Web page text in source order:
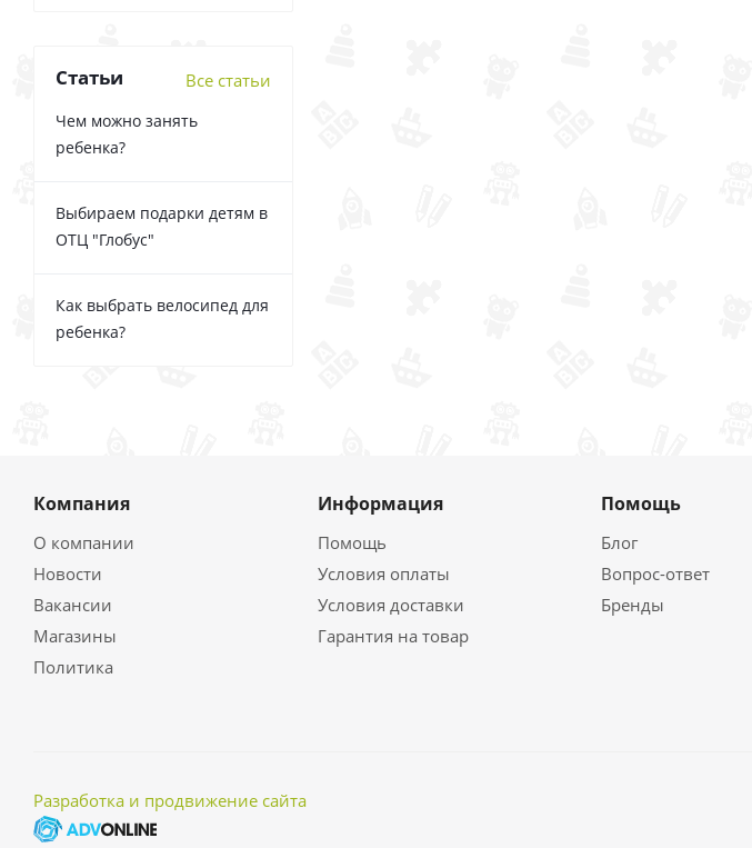
Статьи Все статьи
Чем можно занять
ребенка?
Выбираем подарки детям в
ОТЦ "Глобус"
Как выбрать велосипед для
ребенка?
Компания
О компании
Новости
Вакансии
Магазины
Политика
Информация
Помощь
Условия оплаты
Условия доставки
Гарантия на товар
Помощь
Блог
Вопрос-ответ
Бренды
Разработка и продвижение сайта